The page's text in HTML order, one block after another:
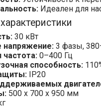
Идеален для
30 кВт
напряжение: 3 фазы,
частота: 0–400 Гц
способность:
IP20
500 x 700 x 950 мм